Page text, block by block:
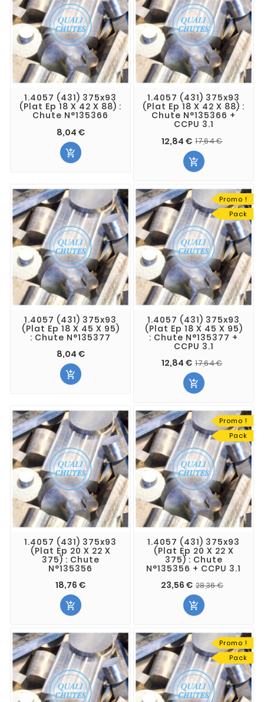
1.4057 (431) 375x93
(Plat Ep 18 X 42 X 88) :
Chute N°135366
8,04 €

1.4057 (431) 375x93
(Plat Ep 18 X 42 X 88) :
Chute N°135366 +
CCPU 3.1
12,84 € 17,64 €

1.4057 (431) 375x93
(Plat Ep 18 X 45 X 95)
: Chute N°135377
8,04 €

Promo !
Pack
1.4057 (431) 375x93
(Plat Ep 18 X 45 X 95)
: Chute N°135377 +
CCPU 3.1
12,84 € 17,64 €

1.4057 (431) 375x93
(Plat Ep 20 X 22 X
375) : Chute
N°135356
18,76 €

Promo !
Pack
1.4057 (431) 375x93
(Plat Ep 20 X 22 X
375) : Chute
N°135356 + CCPU 3.1
23,56 € 28,36 €

Promo !
Pack